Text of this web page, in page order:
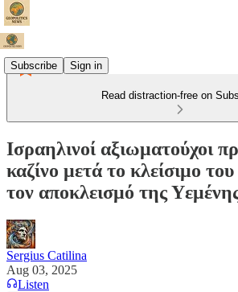
Subscribe Sign in
Read distraction-free on
Ισραηλινοί αξιωματούχοι
καζίνο μετά το κλείσιμο
τον αποκλεισμό της
Sergius Catilina
Aug 03, 2025
Listen